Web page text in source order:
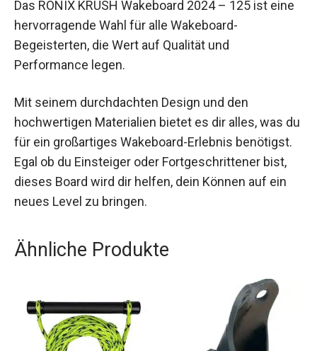
Das RONIX KRUSH Wakeboard 2024 – 125 ist eine
hervorragende Wahl für alle Wakeboard-
Begeisterten, die Wert auf Qualität und
Performance legen.
Mit seinem durchdachten Design und den
hochwertigen Materialien bietet es dir alles, was du
für ein großartiges Wakeboard-Erlebnis benötigst.
Egal ob du Einsteiger oder Fortgeschrittener bist,
dieses Board wird dir helfen, dein Können auf ein
neues Level zu bringen.
Ähnliche Produkte